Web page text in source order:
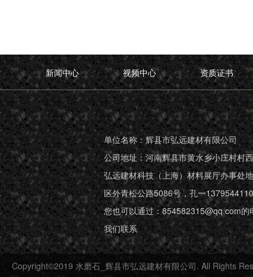
新闻中心 视频中心 资质证书
单位名称：辉县市弘远建材有限公司
公司地址：河南辉县市黄水乡小庄村村西
弘远建材科技（上海）材料展厅办事处
区外青松公路5086号，孔一
您也可以通过：854582315@qq.com的
我们联系
Copyright©2019 水磨石_辉县市弘远建材有限公司. All Rights